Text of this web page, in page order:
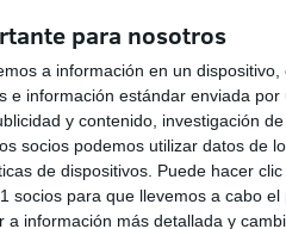
para nosotros
a información en un dispositivo,
e información estándar enviada por
y contenido, investigación
socios podemos utilizar datos de
de dispositivos. Puede hacer
socios para que llevemos a cabo el
información más detallada y
adultos como en